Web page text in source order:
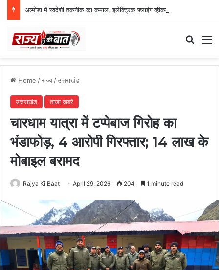
Home /राज्य/उत्तराखंड
उत्तराखंड ताजा खबरें
चारधाम यात्रा में टप्पेबाज गिरोह का
भंडाफोड़, 4 आरोपी गिरफ्तार; 14 लाख के
मोबाइल बरामद
Rajya Ki Baat April 29, 2026 204 1 minute read